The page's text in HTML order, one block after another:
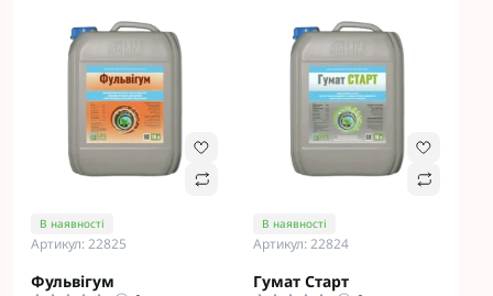
В наявності
Артикул: 22825
Фульвігум
В наявності
Артикул: 22824
Гумат Старт